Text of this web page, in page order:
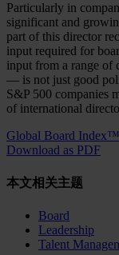
Particularly in
significant and
part of this director
input required for
input from a range of
— is not just good
S&P 500 companies
of international
Global Board Index™
Download as PDF
本文相关主题
Board
Leadership
Talent